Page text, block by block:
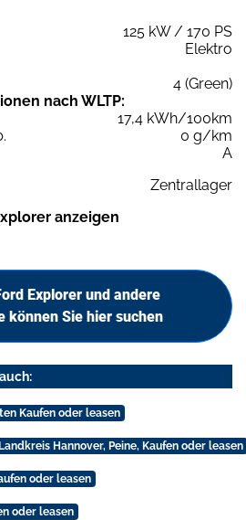
125 kW / 170 PS
Elektro
4 (Green)
nach WLTP:
17,4 kWh/100km
0 g/km
A
Zentrallager
anzeigen
Explorer und andere
können Sie hier suchen
Kaufen oder leasen
Hannover, Peine, Kaufen oder leasen
oder leasen
oder leasen